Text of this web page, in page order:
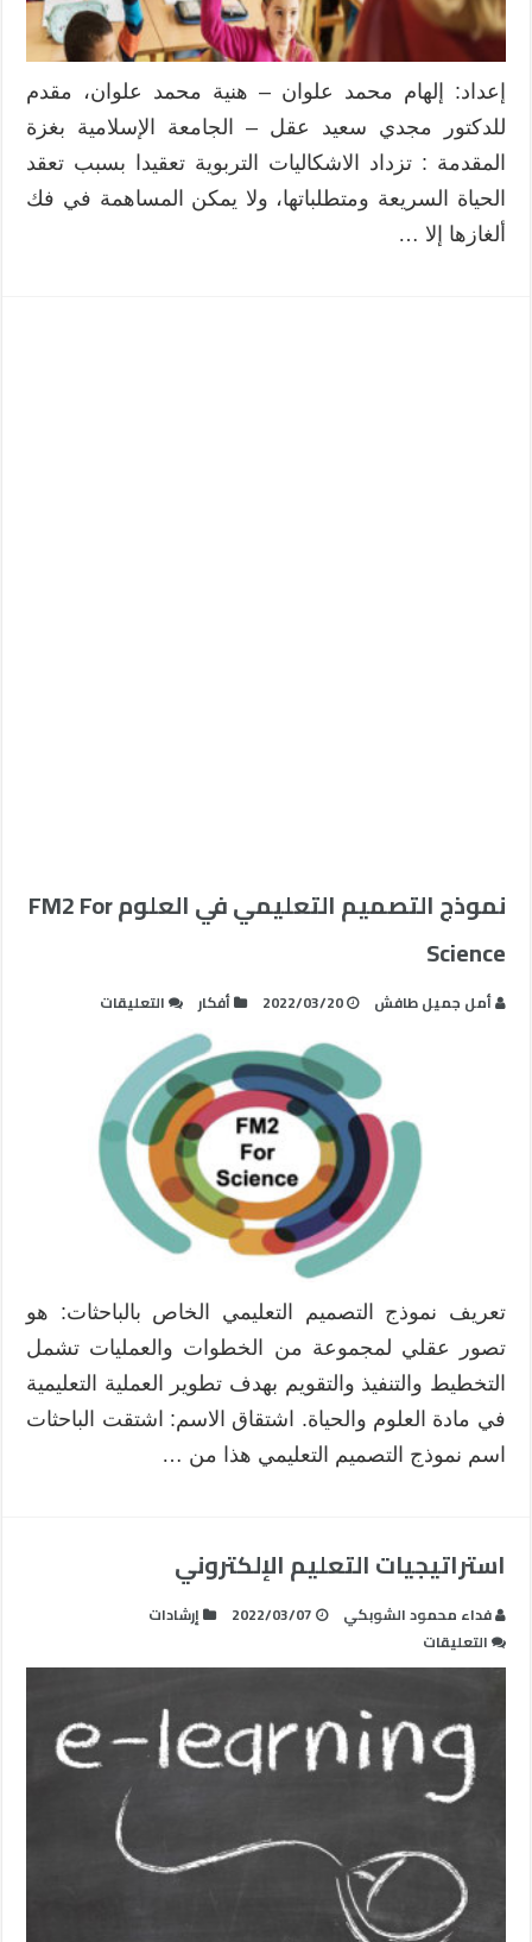
إعداد: إلهام محمد علوان – هنية محمد علوان، مقدم
للدكتور مجدي سعيد عقل – الجامعة الإسلامية بغزة
المقدمة : تزداد الاشكاليات التربوية تعقيدا بسبب تعقد
الحياة السريعة ومتطلباتها، ولا يمكن المساهمة في فك
ألغازها إلا …
نموذج التصميم التعليمي في العلوم FM2 For
Science
أمل جميل طافش 2022/03/20 أفكار التعليقات
العلوم
FM2
تعريف نموذج التصميم التعليمي الخاص بالباحثات: هو
تصور عقلي لمجموعة من الخطوات والعمليات تشمل
التخطيط والتنفيذ والتقويم بهدف تطوير العملية التعليمية
في مادة العلوم والحياة. اشتقاق الاسم: اشتقت الباحثات
اسم نموذج التصميم التعليمي هذا من …
استراتيجيات التعليم الإلكتروني
فداء محمود الشوبكي 2022/03/07
إرشادات
التعليقات
استراتيجيات
الإلكتروني
مغلقة